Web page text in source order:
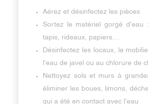
Aérez et désinfectez les pièces
Sortez le matériel gorgé d’eau :
tapis, rideaux, papiers…
Désinfectez les locaux, le
l’eau de javel ou au chlorure de
Nettoyez sols et murs à
éliminer les boues, limons,
qui a été en contact avec l’eau